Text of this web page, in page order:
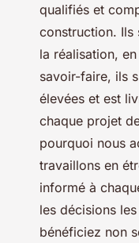
qualifiés et
construction. Ils
la réalisation,
savoir-faire, ils
élevées et est
chaque projet
pourquoi nous
travaillons en
informé à
les décisions
bénéficiez non